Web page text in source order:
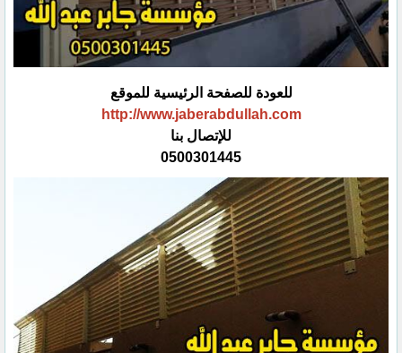
للعودة للصفحة الرئيسية للموقع
http://www.jaberabdullah.com
للإتصال بنا
0500301445